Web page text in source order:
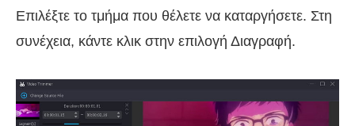
Επιλέξτε το τμήμα που θέλετε να καταργήσετε. Στη
συνέχεια, κάντε κλικ στην επιλογή Διαγραφή.